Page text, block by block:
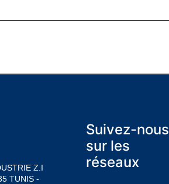
Z.I
TUNIS -
Suivez-nous
sur les
réseaux